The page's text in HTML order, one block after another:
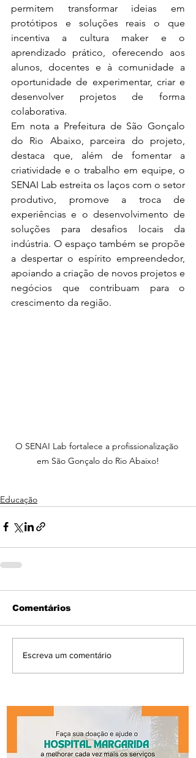
permitem transformar ideias em
protótipos e soluções reais o que
incentiva a cultura maker e o
aprendizado prático, oferecendo aos
alunos, docentes e à comunidade a
oportunidade de experimentar, criar e
desenvolver projetos de forma
colaborativa.
Em nota a Prefeitura de São Gonçalo
do Rio Abaixo, parceira do projeto,
destaca que, além de fomentar a
criatividade e o trabalho em equipe, o
SENAI Lab estreita os laços com o setor
produtivo, promove a troca de
experiências e o desenvolvimento de
soluções para desafios locais da
indústria. O espaço também se propõe
a despertar o espírito empreendedor,
apoiando a criação de novos projetos e
negócios que contribuam para o
crescimento da região.
O SENAI Lab fortalece a profissionalização
em São Gonçalo do Rio Abaixo!
Educação
Comentários
Escreva um comentário